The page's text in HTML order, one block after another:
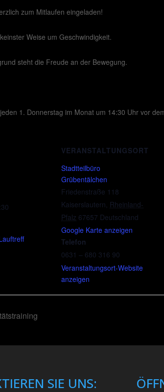
zum Mitlaufen eingeladen!
Weise um Geschwindigkeit.
steht die Freude an der Bewegung.
1. Donnerstag im Monat um 14:30 Uhr vor
VERANSTALTUNGSORT
Stadtteilbüro
Grübentälchen
Friedenstraße 118
Kaiserslautern, Rheinland-
Pfalz 67657 Deutschland
Google Karte anzeigen
Telefon
0631 – 680 316 90
Veranstaltungsort-Website
anzeigen
SIE UNS: